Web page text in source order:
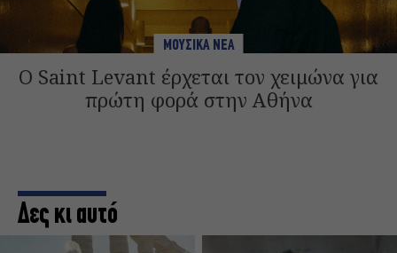
ΜΟΥΣΙΚΑ ΝΕΑ
Ο Saint Levant έρχεται τον χειμώνα για
πρώτη φορά στην Αθήνα
Δες κι αυτό